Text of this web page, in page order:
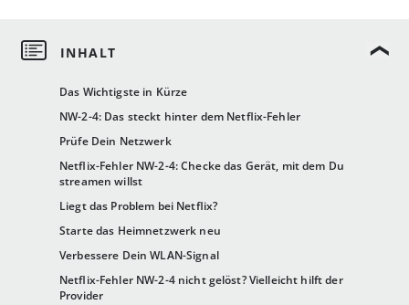
Das Wichtigste in Kürze
NW-2-4: Das steckt hinter dem Netflix-Fehler
Prüfe Dein Netzwerk
Netflix-Fehler NW-2-4: Checke das Gerät, mit dem Du
streamen willst
Liegt das Problem bei Netflix?
Starte das Heimnetzwerk neu
Verbessere Dein WLAN-Signal
Netflix-Fehler NW-2-4 nicht gelöst? Vielleicht hilft der
Provider